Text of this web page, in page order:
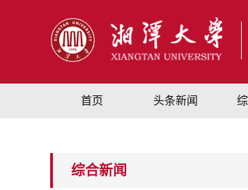
首页 头条新闻
综合新闻